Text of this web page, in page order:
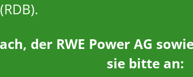
der RWE Power AG
sie bitte an: